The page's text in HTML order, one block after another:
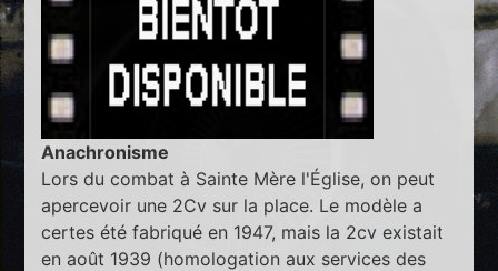
Anachronisme
Lors du combat à Sainte Mère l'Église, on peut
apercevoir une 2Cv sur la place. Le modèle a
certes été fabriqué en 1947, mais la 2cv existait
en août 1939 (homologation aux services des